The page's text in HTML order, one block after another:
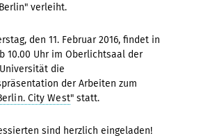
verleiht.
den 11. Februar 2016, findet in
10.00 Uhr im Oberlichtsaal der
die
der Arbeiten zum
City West" statt.
sind herzlich eingeladen!